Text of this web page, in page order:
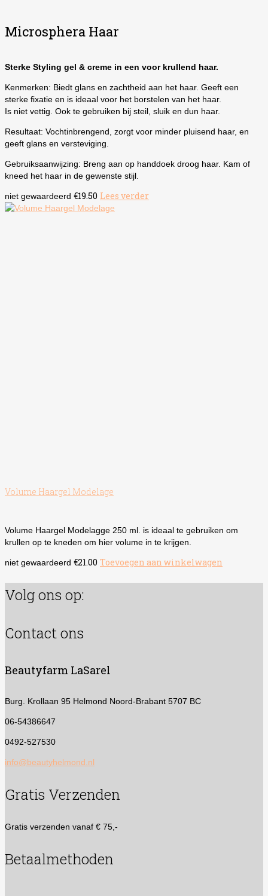
Microsphera Haar
Sterke Styling gel & creme in een voor krullend haar.
Kenmerken: Biedt glans en zachtheid aan het haar. Geeft een
sterke fixatie en is ideaal voor het borstelen van het haar.
Is niet vettig. Ook te gebruiken bij steil, sluik en dun haar.
Resultaat: Vochtinbrengend, zorgt voor minder pluisend haar, en
geeft glans en versteviging.
Gebruiksaanwijzing: Breng aan op handdoek droog haar. Kam of
kneed het haar in de gewenste stijl.
niet gewaardeerd €19.50 Lees verder
Volume Haargel Modelage
Volume Haargel Modelagge 250 ml. is ideaal te gebruiken om
krullen op te kneden om hier volume in te krijgen.
niet gewaardeerd €21.00 Toevoegen aan winkelwagen
Volg ons op:
Contact ons
Beautyfarm LaSarel
Burg. Krollaan 95 Helmond Noord-Brabant 5707 BC
06-54386647
0492-527530
info@beautyhelmond.nl
Gratis Verzenden
Gratis verzenden vanaf € 75,-
Betaalmethoden